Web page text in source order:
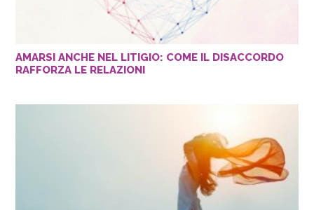
AMARSI ANCHE NEL LITIGIO: COME IL DISACCORDO
RAFFORZA LE RELAZIONI